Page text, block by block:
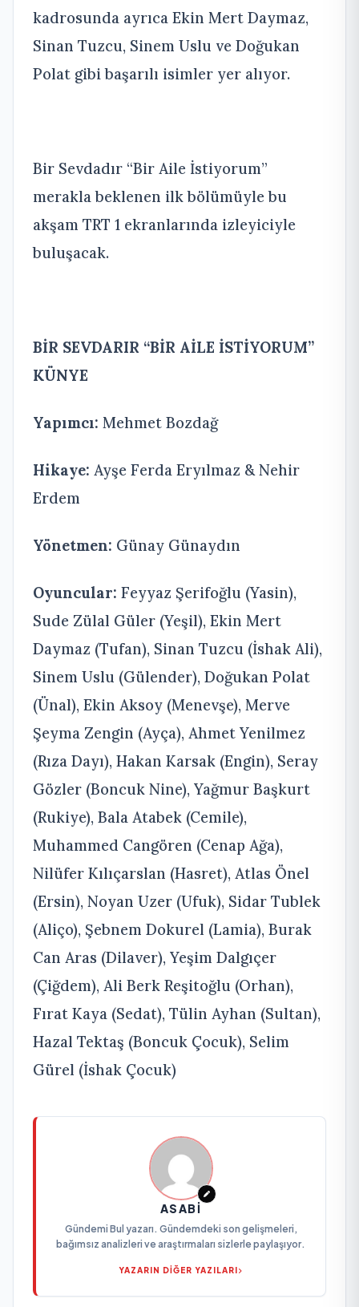
kadrosunda ayrıca Ekin Mert Daymaz,
Sinan Tuzcu, Sinem Uslu ve Doğukan
Polat gibi başarılı isimler yer alıyor.
Bir Sevdadır “Bir Aile İstiyorum”
merakla beklenen ilk bölümüyle bu
akşam TRT 1 ekranlarında izleyiciyle
buluşacak.
BİR SEVDARIR “BİR AİLE İSTİYORUM”
KÜNYE
Yapımcı: Mehmet Bozdağ
Hikaye: Ayşe Ferda Eryılmaz & Nehir
Erdem
Yönetmen: Günay Günaydın
Oyuncular: Feyyaz Şerifoğlu (Yasin),
Sude Zülal Güler (Yeşil), Ekin Mert
Daymaz (Tufan), Sinan Tuzcu (İshak Ali),
Sinem Uslu (Gülender), Doğukan Polat
(Ünal), Ekin Aksoy (Menevşe), Merve
Şeyma Zengin (Ayça), Ahmet Yenilmez
(Rıza Dayı), Hakan Karsak (Engin), Seray
Gözler (Boncuk Nine), Yağmur Başkurt
(Rukiye), Bala Atabek (Cemile),
Muhammed Cangören (Cenap Ağa),
Nilüfer Kılıçarslan (Hasret), Atlas Önel
(Ersin), Noyan Uzer (Ufuk), Sidar Tublek
(Aliço), Şebnem Dokurel (Lamia), Burak
Can Aras (Dilaver), Yeşim Dalgıçer
(Çiğdem), Ali Berk Reşitoğlu (Orhan),
Fırat Kaya (Sedat), Tülin Ayhan (Sultan),
Hazal Tektaş (Boncuk Çocuk), Selim
Gürel (İshak Çocuk)
ASABI
Gündemi Bul yazarı. Gündemdeki son gelişmeleri,
bağımsız analizleri ve araştırmaları sizlerle paylaşıyor.
YAZARIN DİĞER YAZILARI